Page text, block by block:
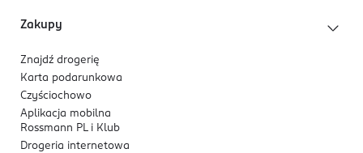
Zakupy
Znajdź drogerię
Karta podarunkowa
Czyściochowo
Aplikacja mobilna
Rossmann PL i Klub
Drogeria internetowa